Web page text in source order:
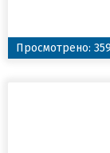
Просмотрено: